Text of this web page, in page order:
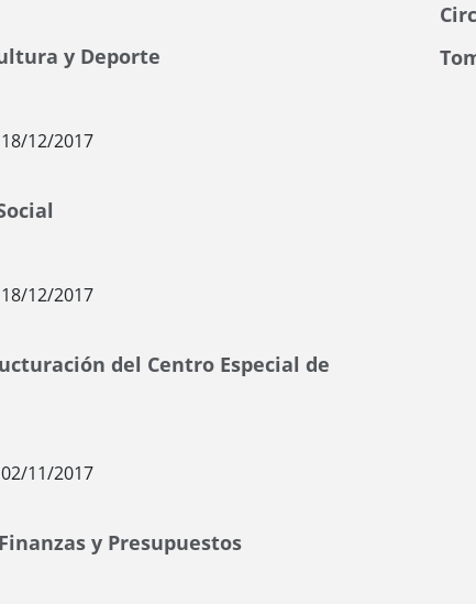
y Deporte
12/2017
12/2017
del Centro Especial de
11/2017
y Presupuestos